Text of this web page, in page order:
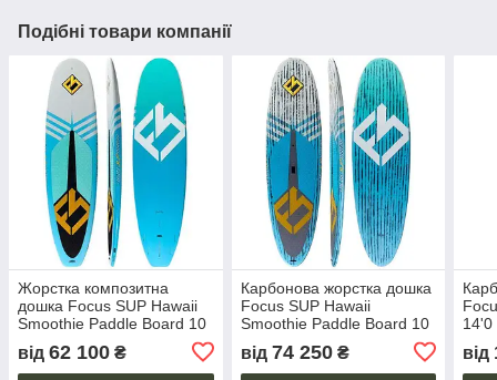
Подібні товари компанії
Жорстка композитна
дошка Focus SUP Hawaii
Smoothie Paddle Board 10
від 62 100 ₴
Карбонова жорстка дошка
Focus SUP Hawaii
Smoothie Paddle Board 10
від 74 250₴
14'0
від